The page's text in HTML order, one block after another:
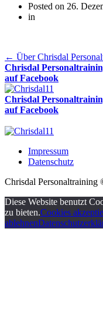
Posted on 26.
in
← Über Chrisdal
Chrisdal
auf Facebook
Chrisdal
auf Facebook
Impressum
Datenschutz
Chrisdal
Diese Website benutzt
zu bieten.Cookies
ablehnen